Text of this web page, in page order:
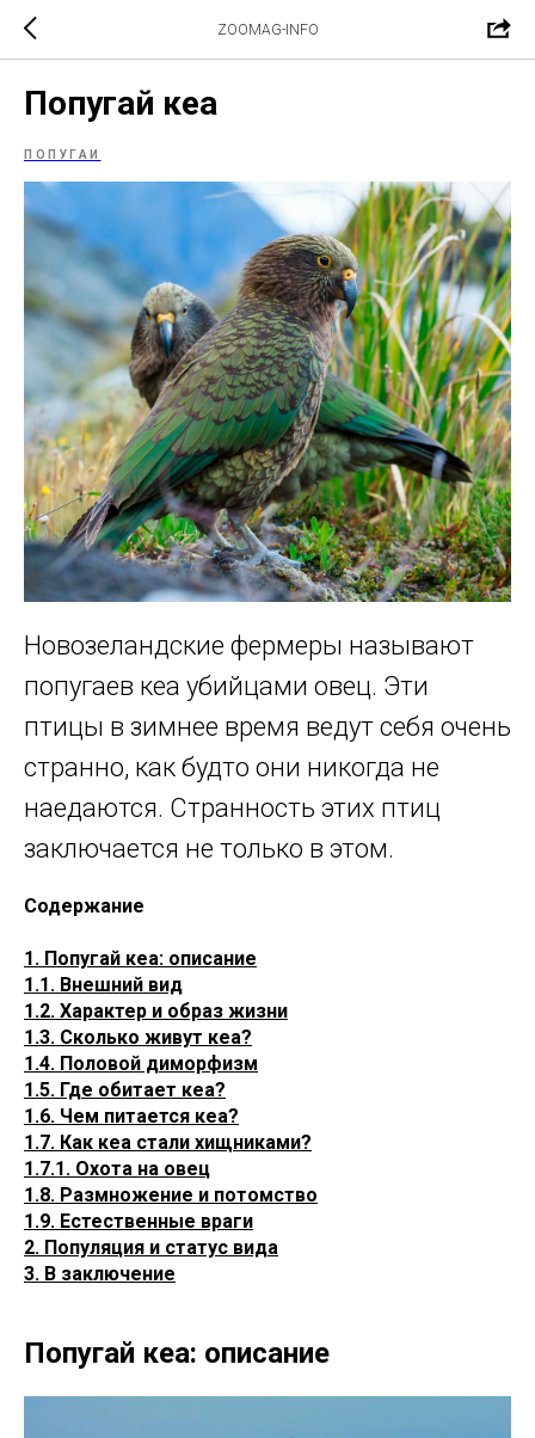
ZOOMAG-INFO
Попугай кеа
ПОПУГАИ
Новозеландские фермеры называют
попугаев кеа убийцами овец. Эти
птицы в зимнее время ведут себя очень
странно, как будто они никогда не
наедаются. Странность этих птиц
заключается не только в этом.
Содержание
1. Попугай кеа: описание
1.1. Внешний вид
1.2. Характер и образ жизни
1.3. Сколько живут кеа?
1.4. Половой диморфизм
1.5. Где обитает кеа?
1.6. Чем питается кеа?
1.7. Как кеа стали хищниками?
1.7.1. Охота на овец
1.8. Размножение и потомство
1.9. Естественные враги
2. Популяция и статус вида
3. В заключение
Попугай кеа: описание